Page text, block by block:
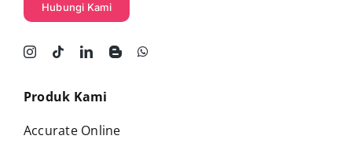
Hubungi Kami
Produk Kami
Accurate Online